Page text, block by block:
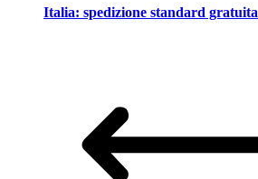
Italia: spedizione standard gratuita